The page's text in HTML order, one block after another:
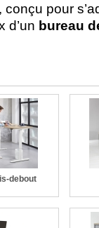
conçu pour
d’un bureau
debout